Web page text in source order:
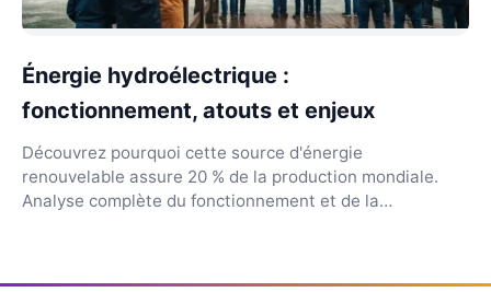
Énergie hydroélectrique :
fonctionnement, atouts et enjeux
Découvrez pourquoi cette source d'énergie
renouvelable assure 20 % de la production mondiale.
Analyse complète du fonctionnement et de la